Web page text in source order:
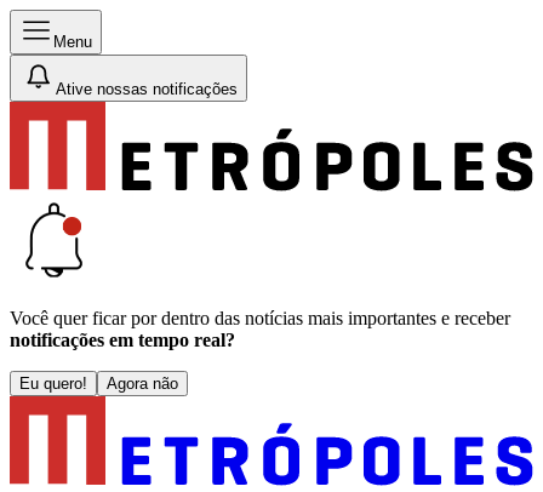
Menu
Ative nossas notificações
Você quer ficar por dentro das notícias mais importantes e receber
notificações em tempo real?
Eu quero! Agora não